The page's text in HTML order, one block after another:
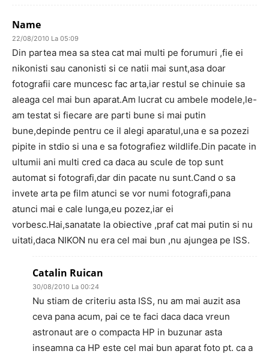
Name
22/08/2010 La 05:09
Din partea mea sa stea cat mai multi pe forumuri ,fie ei
nikonisti sau canonisti si ce natii mai sunt,asa doar
fotografii care muncesc fac arta,iar restul se chinuie sa
aleaga cel mai bun aparat.Am lucrat cu ambele modele,le-
am testat si fiecare are parti bune si mai putin
bune,depinde pentru ce il alegi aparatul,una e sa pozezi
pipite in stdio si una e sa fotografiez wildlife.Din pacate in
ultumii ani multi cred ca daca au scule de top sunt
automat si fotografi,dar din pacate nu sunt.Cand o sa
invete arta pe film atunci se vor numi fotografi,pana
atunci mai e cale lunga,eu pozez,iar ei
vorbesc.Hai,sanatate la obiective ,praf cat mai putin si nu
uitati,daca NIKON nu era cel mai bun ,nu ajungea pe ISS.
Catalin Ruican
30/08/2010 La 00:24
Nu stiam de criteriu asta ISS, nu am mai auzit asa
ceva pana acum, pai ce te faci daca daca vreun
astronaut are o compacta HP in buzunar asta
inseamna ca HP este cel mai bun aparat foto pt. ca a